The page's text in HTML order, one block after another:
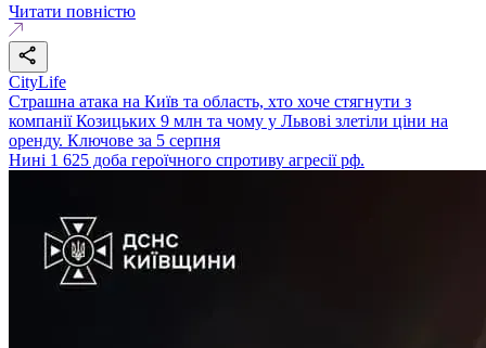
Читати повністю
CityLife
Страшна атака на Київ та область, хто хоче стягнути з
компанії Козицьких 9 млн та чому у Львові злетіли ціни на
оренду. Ключове за 5 серпня
Нині 1 625 доба героїчного спротиву агресії рф.